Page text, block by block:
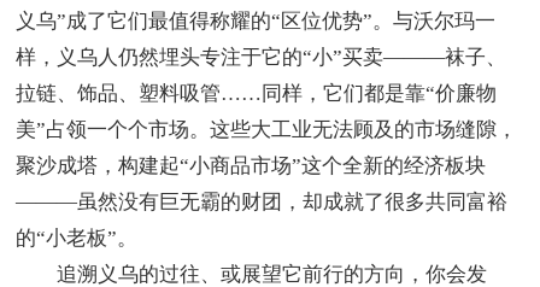
义乌”成了它们最值得称耀的“区位优势”。与沃尔玛一
样，义乌人仍然埋头专注于它的“小”买卖———袜子、
拉链、饰品、塑料吸管……同样，它们都是靠“价廉物
美”占领一个个市场。这些大工业无法顾及的市场缝隙，
聚沙成塔，构建起“小商品市场”这个全新的经济板块
———虽然没有巨无霸的财团，却成就了很多共同富裕
的“小老板”。
追溯义乌的过往、或展望它前行的方向，你会发